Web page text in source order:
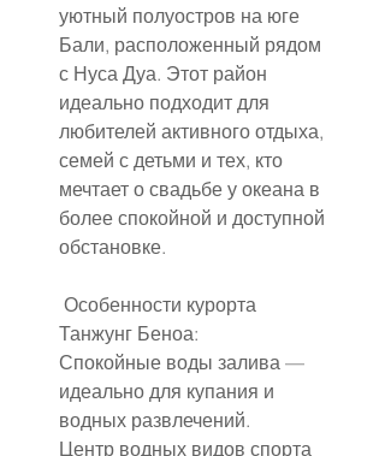
уютный полуостров на юге
Бали, расположенный рядом
с Нуса Дуа. Этот район
идеально подходит для
любителей активного отдыха,
семей с детьми и тех, кто
мечтает о свадьбе у океана в
более спокойной и доступной
обстановке.
Танжунг Беноа:
Спокойные воды залива —
идеально для купания и
водных развлечений.
Центр водных видов спорта